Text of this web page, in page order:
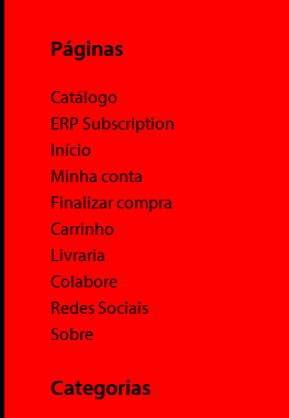
Páginas
Catálogo
ERP Subscription
Início
Minha conta
Finalizar compra
Carrinho
Livraria
Colabore
Redes Sociais
Sobre
Categorias